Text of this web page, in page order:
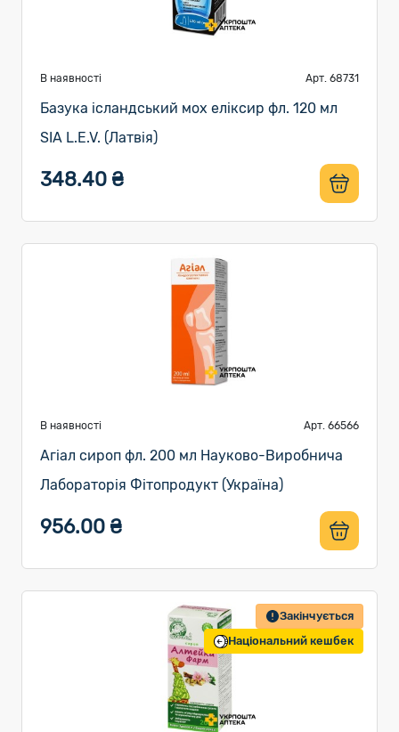
В наявності Арт. 68731
Базука ісландський мох еліксир фл. 120 мл
SIA L.E.V. (Латвія)
348.40 ₴
В наявності Арт. 66566
Агіал сироп фл. 200 мл Науково-Виробнича
Лабораторія Фітопродукт (Україна)
956.00 ₴
Закінчується
Національний кешбек